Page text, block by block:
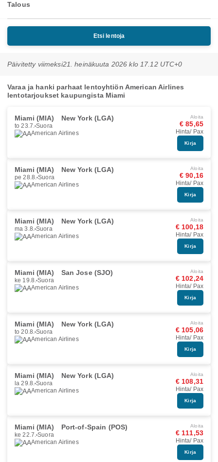
Talous
Etsi lentoja
Päivitetty viimeksi21. heinäkuuta 2026 klo 17.12 UTC+0
Varaa ja hanki parhaat lentoyhtiön American Airlines
lentotarjoukset kaupungista Miami
Miami (MIA) New York (LGA)
to 23.7. Suora
American Airlines
Aloita
€ 85,65
Hinta/ Pax
Kirja
Miami (MIA) New York (LGA)
pe 28.8. Suora
American Airlines
Aloita
€ 90,16
Hinta/ Pax
Kirja
Miami (MIA) New York (LGA)
ma 3.8. Suora
American Airlines
Aloita
€ 100,18
Hinta/ Pax
Kirja
Miami (MIA) San Jose (SJO)
ke 19.8. Suora
American Airlines
Aloita
€ 102,24
Hinta/ Pax
Kirja
Miami (MIA) New York (LGA)
to 20.8. Suora
American Airlines
Aloita
€ 105,06
Hinta/ Pax
Kirja
Miami (MIA) New York (LGA)
la 29.8. Suora
American Airlines
Aloita
€ 108,31
Hinta/ Pax
Kirja
Miami (MIA) Port-of-Spain (POS)
ke 22.7. Suora
American Airlines
Aloita
€ 111,53
Hinta/ Pax
Kirja